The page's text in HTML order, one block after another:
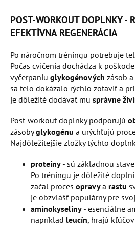
POST-WORKOUT DOPLNKY -
EFEKTÍVNA REGENERÁCIA
Po náročnom tréningu potrebuje
Počas cvičenia dochádza k
vyčerpaniu glykogénových zásob
sa telo dokázalo rýchlo zotaviť a
je dôležité dodávať mu správne
Post-workout doplnky podporujú
zásobyglykogénu a urýchľujú
Najdôležitejšie zložky týchto
proteíny - sú základnou
Po tréningu je dôležité
začal proces opravya rastu
je obzvlášť populárny pre
aminokyseliny - esenciálne
napríklad leucín, hrajú